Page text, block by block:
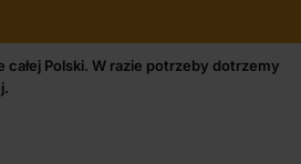
Polski. W razie potrzeby dotrzemy